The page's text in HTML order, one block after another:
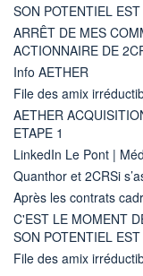
SON POTENTIEL
ARRÊT DE MES
ACTIONNAIRE DE
Info AETHER
File des amix
AETHER
ETAPE 1
LinkedIn Le Pont |
Quanthor et 2CRSi
Après les contrats
C'EST LE MOMENT
SON POTENTIEL
File des amix